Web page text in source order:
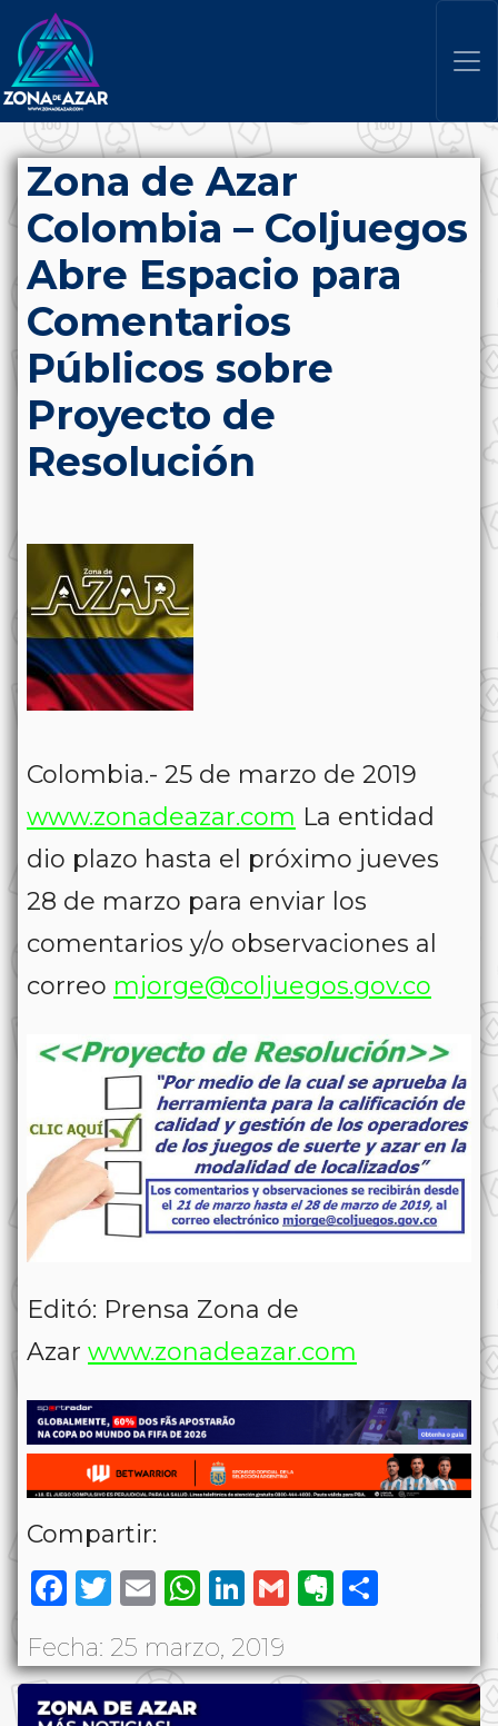
Zona de Azar
Colombia – Coljuegos
Abre Espacio para
Comentarios
Públicos sobre
Proyecto de
Resolución
Colombia.- 25 de marzo de 2019
www.zonadeazar.com La entidad
dio plazo hasta el próximo jueves
28 de marzo para enviar los
comentarios y/o observaciones al
correo mjorge@coljuegos.gov.co
Editó: Prensa Zona de
Azar www.zonadeazar.com
Compartir:
Facebook
Twitter
EmailWhatsApp
LinkedIn
GmailEvernote
Fecha: 25 marzo, 2019